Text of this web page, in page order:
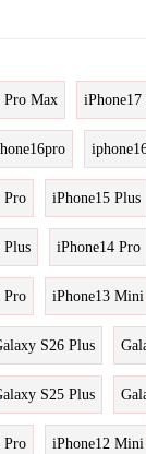
Pro Max iPhone17
Pro iPhone15 Plus
Plus iPhone14 Pro
Pro iPhone13 Mini
S26 Plus
S25 Plus
Pro iPhone12 Mini